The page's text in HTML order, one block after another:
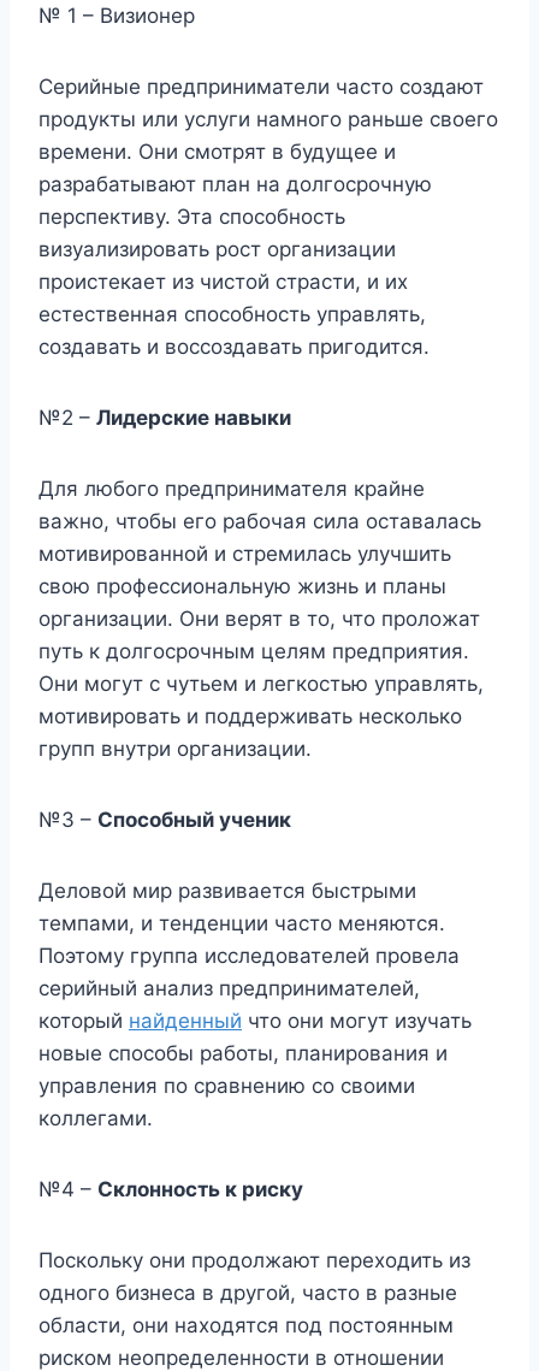
№ 1 – Визионер
Серийные предприниматели часто создают
продукты или услуги намного раньше своего
времени. Они смотрят в будущее и
разрабатывают план на долгосрочную
перспективу. Эта способность
визуализировать рост организации
проистекает из чистой страсти, и их
естественная способность управлять,
создавать и воссоздавать пригодится.
№2 – Лидерские навыки
Для любого предпринимателя крайне
важно, чтобы его рабочая сила оставалась
мотивированной и стремилась улучшить
свою профессиональную жизнь и планы
организации. Они верят в то, что проложат
путь к долгосрочным целям предприятия.
Они могут с чутьем и легкостью управлять,
мотивировать и поддерживать несколько
групп внутри организации.
№3 – Способный ученик
Деловой мир развивается быстрыми
темпами, и тенденции часто меняются.
Поэтому группа исследователей провела
серийный анализ предпринимателей,
который найденный что они могут изучать
новые способы работы, планирования и
управления по сравнению со своими
коллегами.
№4 – Склонность к риску
Поскольку они продолжают переходить из
одного бизнеса в другой, часто в разные
области, они находятся под постоянным
риском неопределенности в отношении